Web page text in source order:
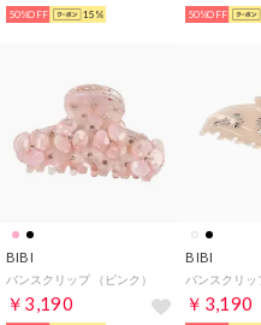
50%OFF 15% 50%OFF
BIBI
バンスクリップ （ピンク）
￥3,190
BIBI
￥3,190